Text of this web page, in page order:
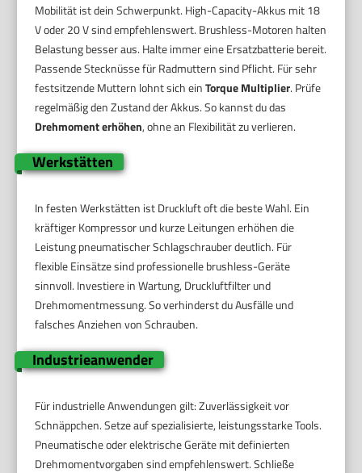
Mobilität ist dein Schwerpunkt. High-Capacity-Akkus mit 18
V oder 20 V sind empfehlenswert. Brushless-Motoren halten
Belastung besser aus. Halte immer eine Ersatzbatterie bereit.
Passende Stecknüsse für Radmuttern sind Pflicht. Für sehr
festsitzende Muttern lohnt sich einTorque Multiplier. Prüfe
regelmäßig den Zustand der Akkus. So kannst du das
Drehmoment erhöhen, ohne an Flexibilität zu verlieren.
Werkstätten
In festen Werkstätten ist Druckluft oft die beste Wahl. Ein
kräftiger Kompressor und kurze Leitungen erhöhen die
Leistung pneumatischer Schlagschrauber deutlich. Für
flexible Einsätze sind professionelle brushless-Geräte
sinnvoll. Investiere in Wartung, Druckluftfilter und
Drehmomentmessung. So verhinderst du Ausfälle und
falsches Anziehen von Schrauben.
Industrieanwender
Für industrielle Anwendungen gilt: Zuverlässigkeit vor
Schnäppchen. Setze auf spezialisierte, leistungsstarke Tools.
Pneumatische oder elektrische Geräte mit definierten
Drehmomentvorgaben sind empfehlenswert. Schließe